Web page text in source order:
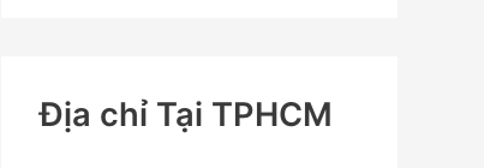
Địa chỉ Tại TPHCM